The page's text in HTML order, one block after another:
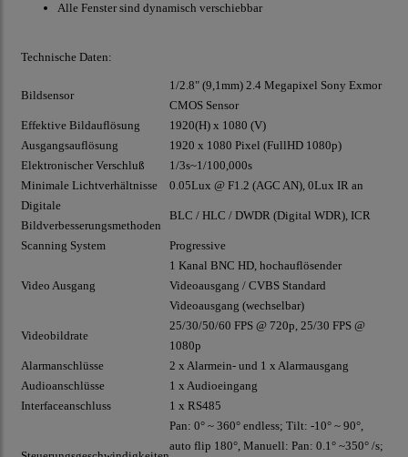
Alle Fenster sind dynamisch verschiebbar
Technische Daten:
Bildsensor
1/2.8" (9,1mm) 2.4 Megapixel Sony Exmor
CMOS Sensor
Effektive Bildauflösung
1920(H) x 1080 (V)
Ausgangsauflösung
1920 x 1080 Pixel (FullHD 1080p)
Elektronischer Verschluß
1/3s~1/100,000s
Minimale Lichtverhältnisse
0.05Lux @ F1.2 (AGC AN), 0Lux IR an
Digitale
Bildverbesserungsmethoden
BLC / HLC / DWDR (Digital WDR), ICR
Scanning System Progressive
Video Ausgang
1 Kanal BNC HD, hochauflösender
Videoausgang / CVBS Standard
Videoausgang (wechselbar)
Videobildrate
25/30/50/60 FPS @ 720p, 25/30 FPS @
1080p
Alarmanschlüsse
2 x Alarmein- und 1 x Alarmausgang
Audioanschlüsse
1 x Audioeingang
Interfaceanschluss
1 x RS485
Pan: 0° ~ 360° endless; Tilt: -10° ~ 90°,
auto flip 180°, Manuell: Pan: 0.1° ~350° /s;